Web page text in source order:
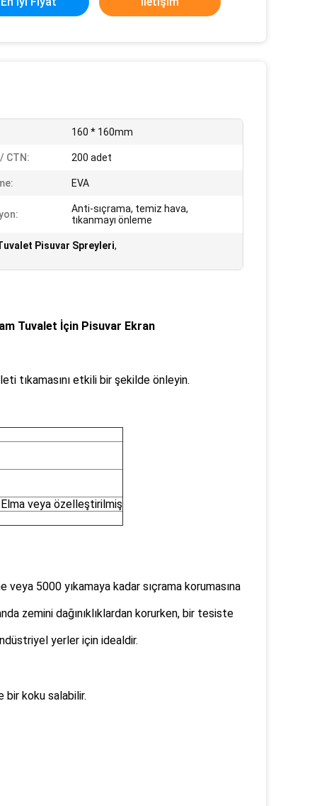
160 * 160mm
CTN: 200 adet
EVA
Anti-sıçrama, temiz hava,
tıkanmayı önleme
Pisuvar Spreyleri,
Tuvalet İçin Pisuvar Ekran
tıkamasını etkili bir şekilde önleyin.
veya özelleştirilmiş
veya 5000 yıkamaya kadar sıçrama korumasına
zemini dağınıklıklardan korurken, bir tesiste
yerler için idealdir.
bir koku salabilir.